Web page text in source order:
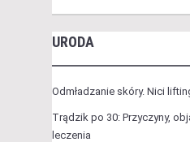
URODA
Odmładzanie skóry. Nici
Trądzik po 30: Przyczyny,
leczenia